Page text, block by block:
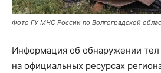
Фото ГУ МЧС России по Волгоградской
Информация об обнаружении тел
на официальных ресурсах